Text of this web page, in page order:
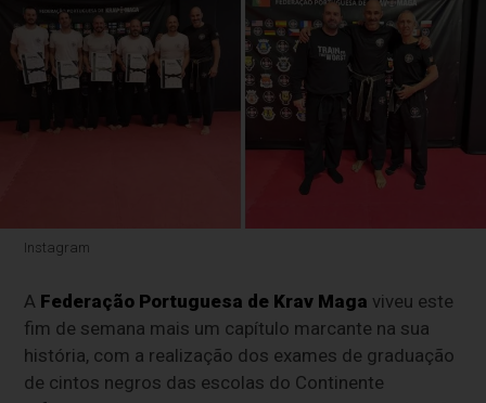
Instagram
A Federação Portuguesa de Krav Maga viveu este
fim de semana mais um capítulo marcante na sua
história, com a realização dos exames de graduação
de cintos negros das escolas do Continente